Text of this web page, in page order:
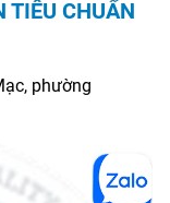
TIÊU CHUẨN
phường